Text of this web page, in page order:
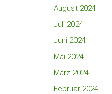
August 2024
Juli 2024
Juni 2024
Mai 2024
März 2024
Februar 2024